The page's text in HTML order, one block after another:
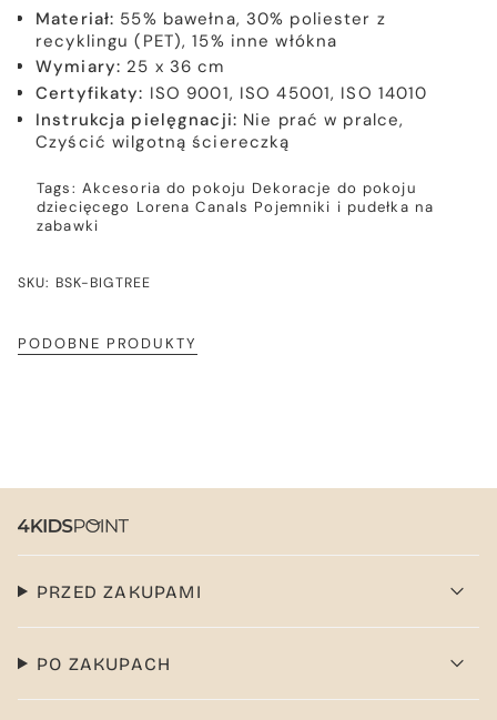
Materiał: 55% bawełna, 30% poliester z
recyklingu (PET), 15% inne włókna
Wymiary: 25 x 36 cm
Certyfikaty: ISO 9001, ISO 45001, ISO 14010
Instrukcja pielęgnacji: Nie prać w pralce,
Czyścić wilgotną ściereczką
Tags: Akcesoria do pokoju Dekoracje do pokoju
dziecięcego Lorena Canals Pojemniki i pudełka na
zabawki
SKU: BSK-BIGTREE
PODOBNE PRODUKTY
PRZED ZAKUPAMI
PO ZAKUPACH